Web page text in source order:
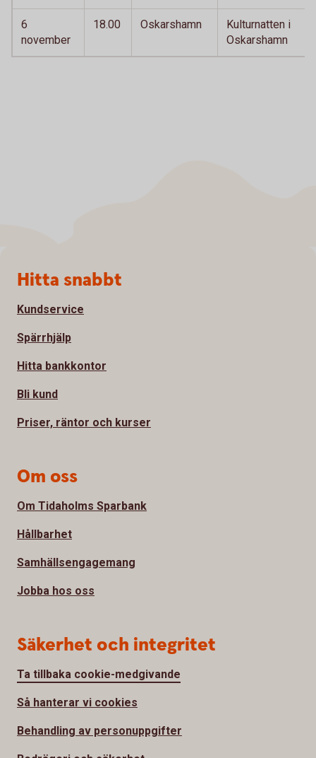
6
november
18.00 Oskarshamn
Kulturnatten i
Oskarshamn
Sidfot
Hitta snabbt
Kundservice
Spärrhjälp
Hitta bankkontor
Bli kund
Priser, räntor och kurser
Om oss
Om Tidaholms Sparbank
Hållbarhet
Samhällsengagemang
Jobba hos oss
Säkerhet och integritet
Ta tillbaka cookie-medgivande
Så hanterar vi cookies
Behandling av personuppgifter